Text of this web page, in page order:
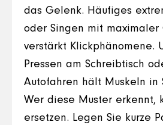
das Gelenk. Häufiges
oder Singen mit maximaler
verstärkt Klickphänomene.
Pressen am Schreibtisch
Autofahren hält Muskeln in
Wer diese Muster erkennt,
ersetzen. Legen Sie kurze